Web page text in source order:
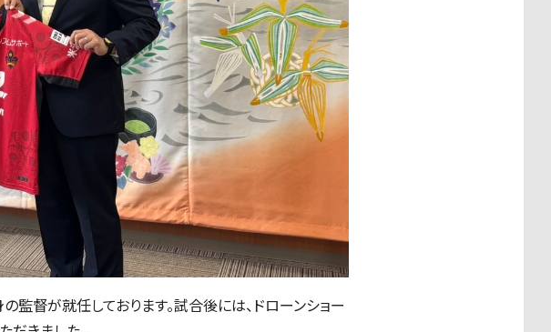
督が就任しております。試合後には、ドローンショー